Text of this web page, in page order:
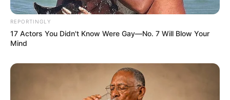
REPORTINGLY
17 Actors You Didn't Know Were Gay—No. 7 Will Blow Your
Mind